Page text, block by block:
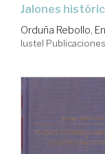
jalones
Orduña Rebollo,
Iustel